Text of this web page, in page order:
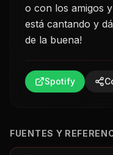
o con los amigos
está cantando y
de la buena!
Spotify
FUENTES Y